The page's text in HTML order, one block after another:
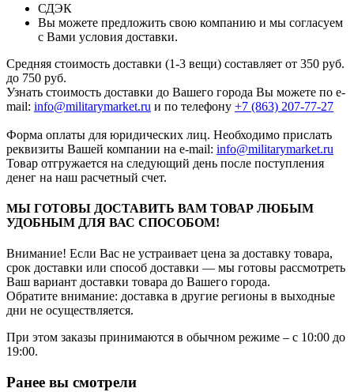
СДЭК
Вы можете предложить свою компанию и мы согласуем
с Вами условия доставки.
Средняя стоимость доставки (1-3 вещи) составляет от 350 руб.
до 750 руб.
Узнать стоимость доставки до Вашего города Вы можете по e-
mail: info@militarymarket.ru и по телефону +7 (863) 207-77-27
Форма оплаты для юридических лиц. Необходимо прислать
реквизиты Вашей компании на е-mail: info@militarymarket.ru
Товар отгружается на следующий день после поступления
денег на наш расчетный счет.
МЫ ГОТОВЫ ДОСТАВИТЬ ВАМ ТОВАР ЛЮБЫМ
УДОБНЫМ ДЛЯ ВАС СПОСОБОМ!
Внимание! Если Вас не устраивает цена за доставку товара,
срок доставки или способ доставки — мы готовы рассмотреть
Ваш вариант доставки товара до Вашего города.
Обратите внимание: доставка в другие регионы в выходные
дни не осуществляется.
При этом заказы принимаются в обычном режиме – с 10:00 до
19:00.
Ранее вы смотрели